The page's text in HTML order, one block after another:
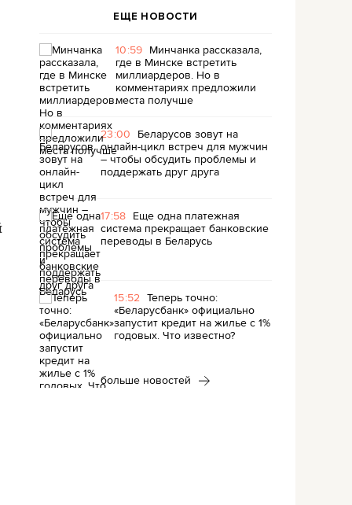
ЕЩЕ НОВОСТИ
10:59 Минчанка рассказала,
где в Минске встретить
миллиардеров. Но в
комментариях предложили
места получше
23:00 Беларусов зовут на
онлайн-цикл встреч для мужчин
– чтобы обсудить проблемы и
поддержать друг друга
17:58 Еще одна платежная
система прекращает банковские
переводы в Беларусь
15:52 Теперь точно:
«Беларусбанк» официально
запустит кредит на жилье с 1%
годовых. Что известно?
больше новостей